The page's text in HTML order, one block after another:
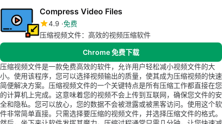
Compress Video Files
4.9 免费
压缩视频文件：高效的视频压缩软件
Chrome 免费下载
压缩视频文件是一款免费高效的软件，允许用户轻松减小视频文件的大
小。使用该程序，您可以选择视频输出的质量，使其成为压缩视频的快速
简便解决方案。压缩视频文件的一个关键特点是所有压缩工作都直接在您
的计算机上完成。这意味着您的视频不会上传到互联网，确保您文件的安
全和隐私。您可以放心，您的数据不会被泄露或被黑客访问。使用这个软
件非常简单直接。只需选择要压缩的视频文件，并选择压缩文件的格式。